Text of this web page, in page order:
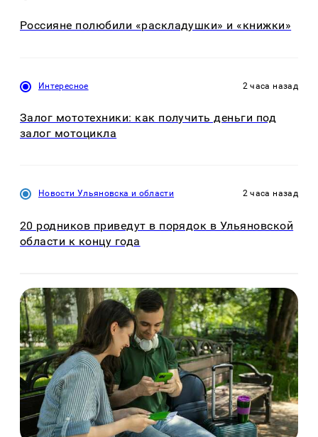
Россияне полюбили «раскладушки» и «книжки»
Интересное 2 часа назад
Залог мототехники: как получить деньги под
залог мотоцикла
Новости Ульяновска и области 2 часа назад
20 родников приведут в порядок в Ульяновской
области к концу года